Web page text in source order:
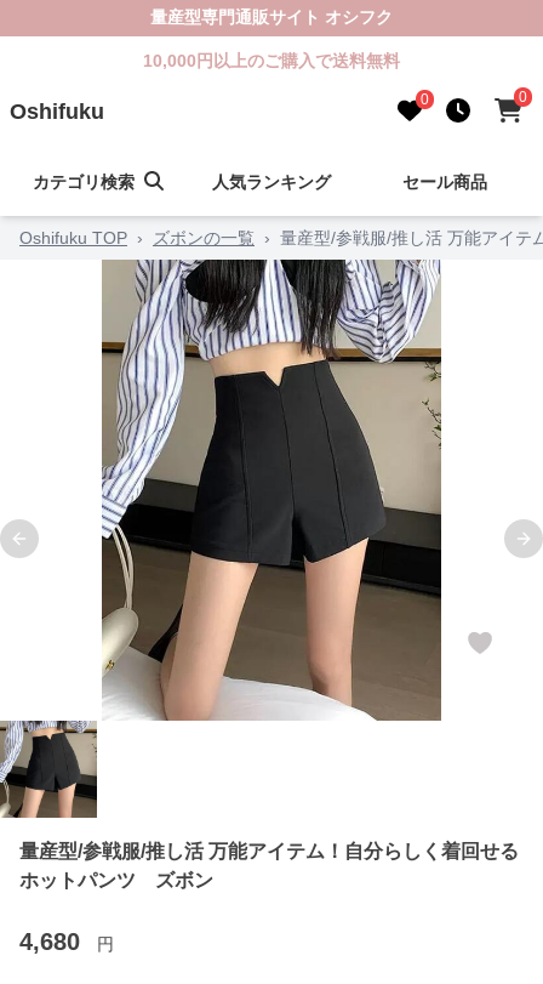
量産型専門通販サイト オシフク
10,000円以上のご購入で送料無料
Oshifuku 0 0
カテゴリ検索 人気ランキング セール商品
Oshifuku TOP › ズボンの一覧 › 量産型/参戦服/推し活 万能アイ
Previous slide
量産型/参戦服/推し活 万能アイテム！自分らしく着回せる
ホットパンツ ズボン
4,680 円